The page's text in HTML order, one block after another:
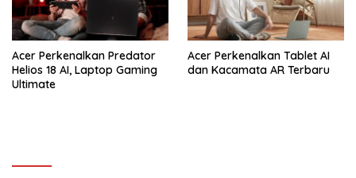
Acer Perkenalkan Predator
Helios 18 AI, Laptop Gaming
Ultimate
Acer Perkenalkan Tablet AI
dan Kacamata AR Terbaru